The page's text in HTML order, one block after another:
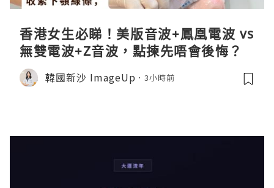
香港女生必睇！美版音波+鳳凰電波 vs
無雙電波+Z音波，點揀先唔會後悔？
韓國新沙 ImageUp 3小時前